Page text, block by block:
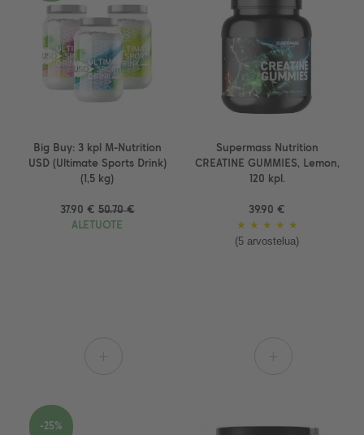
Big Buy: 3 kpl M-Nutrition
USD (Ultimate Sports Drink)
(1,5 kg)
37.90 € 50.70 €
ALETUOTE
Supermass Nutrition
CREATINE GUMMIES, Lemon,
120 kpl.
39.90 €
★ ★ ★ ★ ★
(5 arvostelua)
-25%